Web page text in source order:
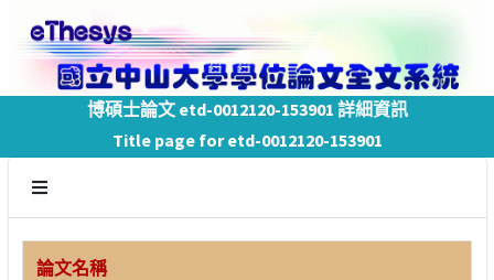
博碩士論文 etd-0012120-153901 詳細資訊
Title page for etd-0012120-153901
論文名稱